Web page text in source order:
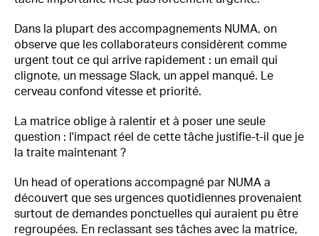
Dans la plupart des accompagnements NUMA, on
observe que les collaborateurs considèrent comme
urgent tout ce qui arrive rapidement : un email qui
clignote, un message Slack, un appel manqué. Le
cerveau confond vitesse et priorité.
La matrice oblige à ralentir et à poser une seule
question : l'impact réel de cette tâche justifie-t-il que je
la traite maintenant ?
Un head of operations accompagné par NUMA a
découvert que ses urgences quotidiennes provenaient
surtout de demandes ponctuelles qui auraient pu être
regroupées. En reclassant ses tâches avec la matrice,